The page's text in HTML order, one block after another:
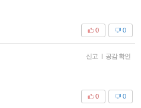
0
0
신고 | 공감 확인
0
0